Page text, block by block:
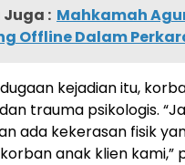
Juga : Mahkamah
Offline Dalam
kejadian itu,
trauma psikologis.
ada kekerasan fisik
anak klien kami,”